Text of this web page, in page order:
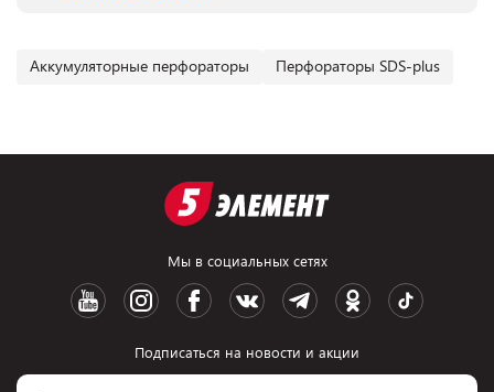
Аккумуляторные перфораторы Перфораторы SDS-plus
Мы в социальных сетях
Подписаться на новости и акции